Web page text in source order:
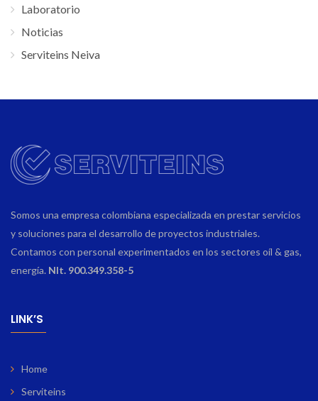
Laboratorio
Noticias
Serviteins Neiva
Somos una empresa colombiana especializada en prestar servicios
y soluciones para el desarrollo de proyectos industriales.
Contamos con personal experimentados en los sectores oíl & gas,
energía. NIt. 900.349.358-5
LINK’S
Home
Serviteins